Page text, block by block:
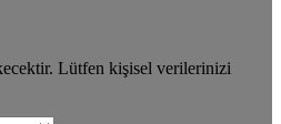
Lütfen kişisel verilerinizi